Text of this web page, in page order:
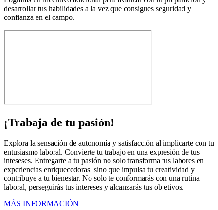
desarrollar tus habilidades a la vez que consigues seguridad y
confianza en el campo.
¡Trabaja de tu pasión!
Explora la sensación de autonomía y satisfacción al implicarte con tu
entusiasmo laboral. Convierte tu trabajo en una expresión de tus
inteseses. Entregarte a tu pasión no solo transforma tus labores en
experiencias enriquecedoras, sino que impulsa tu creatividad y
contribuye a tu bienestar. No solo te conformarás con una rutina
laboral, perseguirás tus intereses y alcanzarás tus objetivos.
MÁS INFORMACIÓN